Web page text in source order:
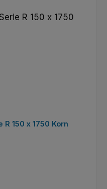
150 x 1750 Korn